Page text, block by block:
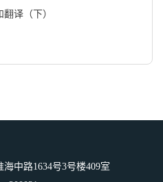
译（下）
中路1634号3号楼409室